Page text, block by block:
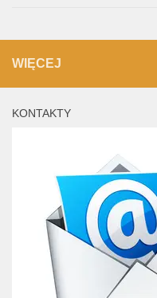
WIĘCEJ
KONTAKTY